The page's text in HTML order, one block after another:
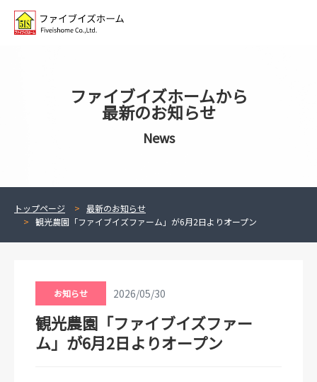
ファイブイズホームから
最新のお知らせ
News
トップページ
最新のお知らせ
観光農園「ファイブイズファーム」が6月2日よりオープン
お知らせ 2026/05/30
観光農園「ファイブイズファー
ム」が6月2日よりオープン